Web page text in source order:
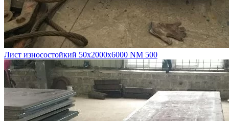
Лист износостойкий 50х2000х6000 NM 500